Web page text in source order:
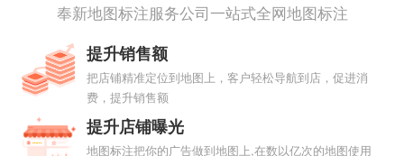
奉新地图标注服务公司一站式全网地图标注
提升销售额
把店铺精准定位到地图上，客户轻松导航到店，促进消
费，提升销售额
提升店铺曝光
地图标注把你的广告做到地图上,在数以亿次的地图使用